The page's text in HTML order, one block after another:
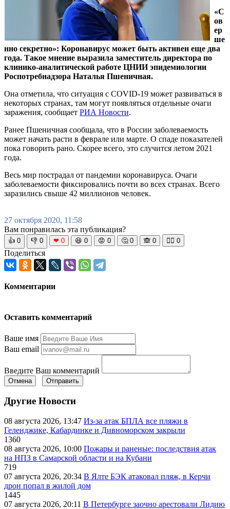
«С
ов
ер
ше
нно секретно»: Коронавирус может быть активен еще два
года. Такое мнение выразила заместитель директора по
клинико-аналитической работе ЦНИИ эпидемиологии
Роспотребнадзора Наталья Пшеничная.
Она отметила, что ситуация с COVID-19 может развиваться в
некоторых странах, там могут появляться отдельные очаги
заражения, сообщает РИА Новости.
Ранее Пшеничная сообщала, что в России заболеваемость
может начать расти в феврале или марте. О спаде показателей
пока говорить рано. Скорее всего, это случится летом 2021
года.
Весь мир пострадал от пандемии коронавируса. Очаги
заболеваемости фиксировались почти во всех странах. Всего
заразились свыше 42 миллионов человек.
27 октября 2020, 11:58
Вам понравилась эта публикация?
👍 0 👎 0 ❤ 0 😆 0 😡 0 🤔 0 🙈 0 🧘‍♀️ 0
Поделиться
Комментарии
Оставить комментарий
Ваше имя
Ваш email
Введите Ваш комментарий
Отмена Отправить
Другие Новости
08 августа 2026, 13:47 Из-за атак БПЛА все пляжи в
Геленджике, Кабардинке и Дивноморском закрыли
1360
08 августа 2026, 10:00 Пожары и раненые: последствия атак
на НПЗ в Самарской области и на Кубани
719
07 августа 2026, 20:34 В Ялте БЭК атаковал пляж, в Керчи
дрон попал в жилой дом
1445
07 августа 2026, 20:11 В Петербурге заочно арестовали Лидию